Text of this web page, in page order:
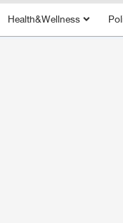
Health&Wellness